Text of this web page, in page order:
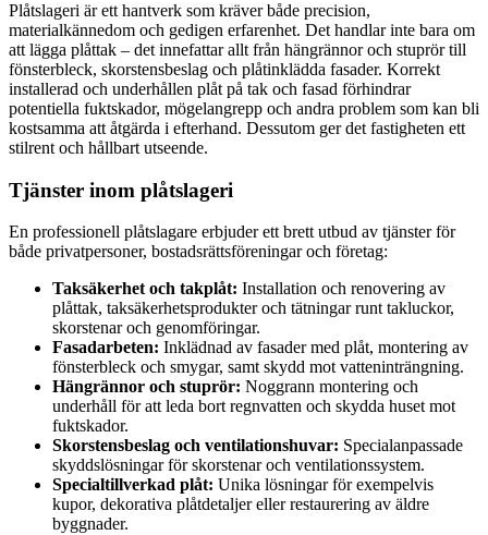
Plåtslageri är ett hantverk som kräver både precision,
materialkännedom och gedigen erfarenhet. Det handlar inte bara om
att lägga plåttak – det innefattar allt från hängrännor och stuprör till
fönsterbleck, skorstensbeslag och plåtinklädda fasader. Korrekt
installerad och underhållen plåt på tak och fasad förhindrar
potentiella fuktskador, mögelangrepp och andra problem som kan bli
kostsamma att åtgärda i efterhand. Dessutom ger det fastigheten ett
stilrent och hållbart utseende.
Tjänster inom plåtslageri
En professionell plåtslagare erbjuder ett brett utbud av tjänster för
både privatpersoner, bostadsrättsföreningar och företag:
Taksäkerhet och takplåt: Installation och renovering av
plåttak, taksäkerhetsprodukter och tätningar runt takluckor,
skorstenar och genomföringar.
Fasadarbeten: Inklädnad av fasader med plåt, montering av
fönsterbleck och smygar, samt skydd mot vatteninträngning.
Hängrännor och stuprör: Noggrann montering och
underhåll för att leda bort regnvatten och skydda huset mot
fuktskador.
Skorstensbeslag och ventilationshuvar: Specialanpassade
skyddslösningar för skorstenar och ventilationssystem.
Specialtillverkad plåt: Unika lösningar för exempelvis
kupor, dekorativa plåtdetaljer eller restaurering av äldre
byggnader.